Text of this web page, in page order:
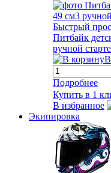
Быстрый
Питбайк
ручной
В
Подробнее
Купить в 1
В избранное
Экипировка